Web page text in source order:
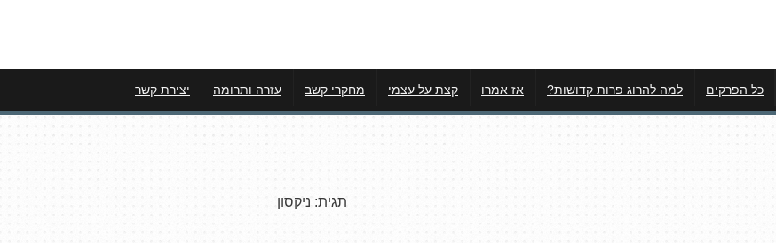
כל הפרקים למה להרוג פרות קדושות? אז אמרו קצת על עצמי מחקרי קשב עזרה ותרומה יצירת קשר
תגית: ניקסון